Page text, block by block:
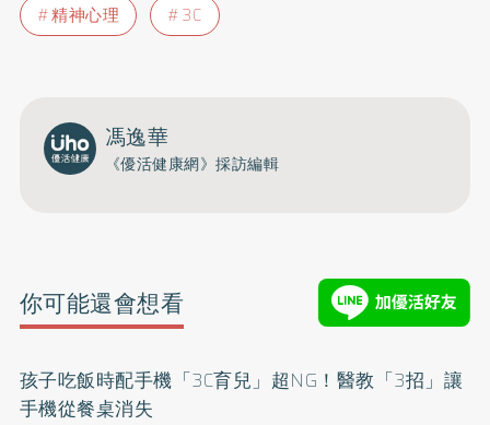
精神心理
3C
馮逸華
《優活健康網》採訪編輯
你可能還會想看
孩子吃飯時配手機「3C育兒」超NG！醫教「3招」讓
手機從餐桌消失